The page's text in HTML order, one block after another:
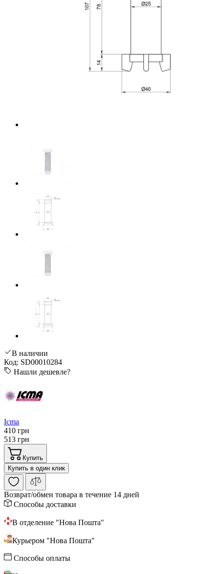
В наличии
Код: SD00010284
Нашли дешевле?
Icma
410 грн
513 грн
Купить
Купить в один клик
Возврат/обмен товара в течение 14 дней
Способы доставки
В отделение "Нова Пошта"
Курьером "Нова Пошта"
Способы оплаты